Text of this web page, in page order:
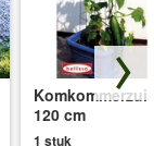
Komkommerzuil
120 cm
1 stuk